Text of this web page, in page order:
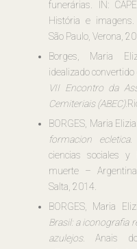
funerárias. IN:
História e
São Paulo, Verona,
Borges, Maria
idealizado
VII Encontro da
Cemiteriais (ABEC)
BORGES, Maria Elizia.
formacion ecletica.
ciencias sociales y
muerte –
Salta, 2014.
BORGES, Maria
Brasil: a iconografia
azulejos. Anais